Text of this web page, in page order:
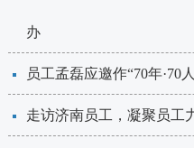
办
员工孟磊应邀作“70年·70
走访济南员工，凝聚员工